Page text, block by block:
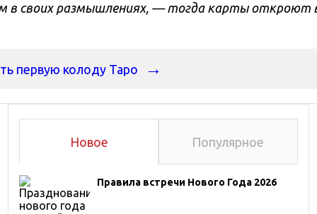
в своих размышлениях, — тогда карты откроют
первую колоду Таро
Новое Популярное
Правила встречи Нового Года 2026